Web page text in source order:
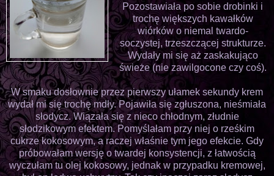
Pozostawiała po sobie drobinki i
trochę większych kawałków
wiórków o niemal twardo-
soczystej, trzeszczącej strukturze.
Wydały mi się aż zaskakująco
świeże (nie zawilgocone czy coś).
W smaku dosłownie przez pierwszy ułamek sekundy krem
wydał mi się trochę mdły. Pojawiła się zgłuszona, nieśmiała
słodycz. Wiązała się z nieco chłodnym, złudnie
słodzikowym efektem. Pomyślałam przy niej o rześkim
cukrze kokosowym, a raczej właśnie tym jego efekcie. Gdy
próbowałam wersję o twardej konsystencji, z łatwością
wyczułam tu olej kokosowy, jednak w przypadku kremowej,